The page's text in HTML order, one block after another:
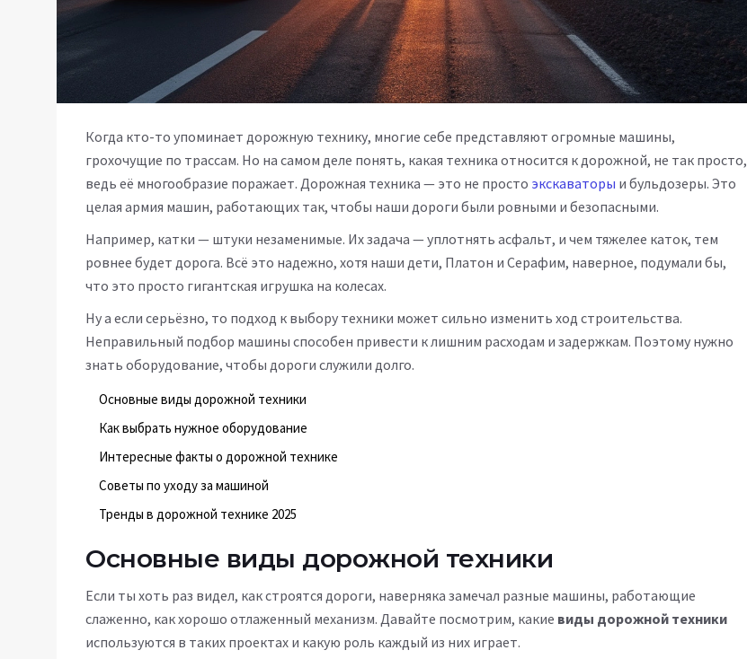
Когда кто-то упоминает дорожную технику, многие себе представляют огромные машины,
грохочущие по трассам. Но на самом деле понять, какая техника относится к дорожной, не так просто,
ведь её многообразие поражает. Дорожная техника — это не просто экскаваторы и бульдозеры. Это
целая армия машин, работающих так, чтобы наши дороги были ровными и безопасными.
Например, катки — штуки незаменимые. Их задача — уплотнять асфальт, и чем тяжелее каток, тем
ровнее будет дорога. Всё это надежно, хотя наши дети, Платон и Серафим, наверное, подумали бы,
что это просто гигантская игрушка на колесах.
Ну а если серьёзно, то подход к выбору техники может сильно изменить ход строительства.
Неправильный подбор машины способен привести к лишним расходам и задержкам. Поэтому нужно
знать оборудование, чтобы дороги служили долго.
Основные виды дорожной техники
Как выбрать нужное оборудование
Интересные факты о дорожной технике
Советы по уходу за машиной
Тренды в дорожной технике 2025
Основные виды дорожной техники
Если ты хоть раз видел, как строятся дороги, наверняка замечал разные машины, работающие
слаженно, как хорошо отлаженный механизм. Давайте посмотрим, какие виды дорожной техники
используются в таких проектах и какую роль каждый из них играет.